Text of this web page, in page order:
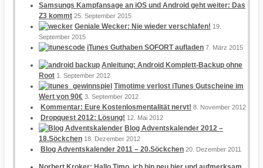
Samsungs Kampfansage an iOS und Android geht weiter: Das
Z3 kommt 25. September 2015
Geniale Wecker: Nie wieder verschlafen! 19.
September 2015
iTunes Guthaben SOFORT aufladen 7. März 2015
Anleitung: Android Komplett-Backup ohne
Root 1. September 2012
Timotime verlost iTunes Gutscheine im
Wert von 90€ 3. September 2012
Kommentar: Eure Kostenlosmentalität nervt! 8. November 2012
Dropquest 2012: Lösung! 12. Mai 2012
Blog Adventskalender 2012 –
18.Söckchen 18. Dezember 2012
Blog Adventskalender 2011 – 20.Söckchen 20. Dezember 2011